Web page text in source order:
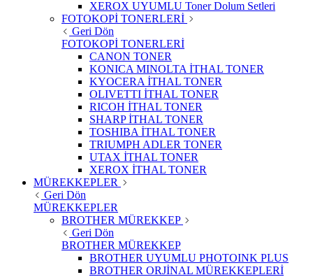
XEROX UYUMLU Toner Dolum Setleri
FOTOKOPİ TONERLERİ
Geri Dön
FOTOKOPİ TONERLERİ
CANON TONER
KONICA MINOLTA İTHAL TONER
KYOCERA İTHAL TONER
OLIVETTI İTHAL TONER
RICOH İTHAL TONER
SHARP İTHAL TONER
TOSHIBA İTHAL TONER
TRIUMPH ADLER TONER
UTAX İTHAL TONER
XEROX İTHAL TONER
MÜREKKEPLER
Geri Dön
MÜREKKEPLER
BROTHER MÜREKKEP
Geri Dön
BROTHER MÜREKKEP
BROTHER UYUMLU PHOTOINK PLUS
BROTHER ORJİNAL MÜREKKEPLERİ